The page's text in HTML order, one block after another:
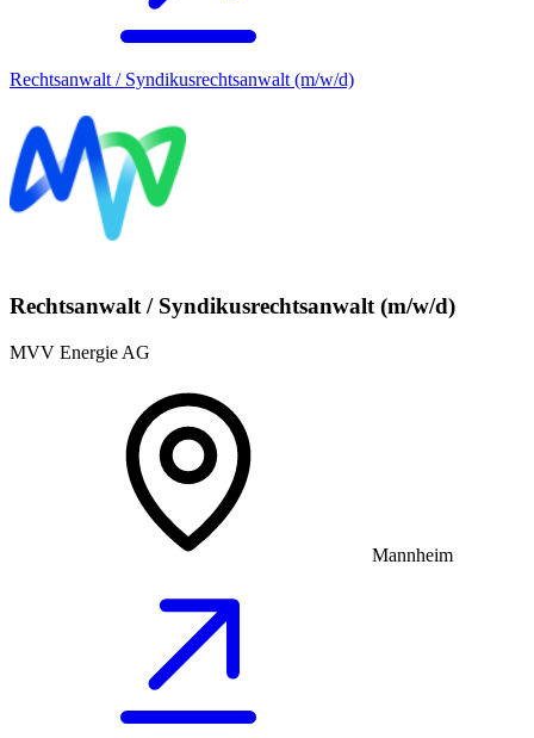
Rechtsanwalt / Syndikusrechtsanwalt (m/w/d)
Rechtsanwalt / Syndikusrechtsanwalt (m/w/d)
MVV Energie AG
Mannheim